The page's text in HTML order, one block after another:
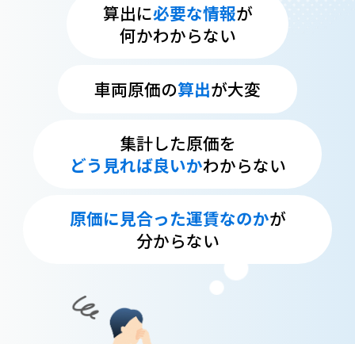
算出に必要な情報が
何かわからない
車両原価の算出が大変
集計した原価を
どう見れば良いかわからない
原価に見合った運賃なのかが
分からない